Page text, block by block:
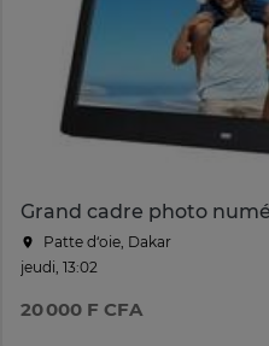
Patte d‘oie, Dakar
jeudi, 13:02
20 000 F CFA